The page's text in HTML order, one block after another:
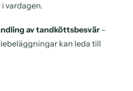
vardagen.
av tandköttsbesvär–
kan leda till